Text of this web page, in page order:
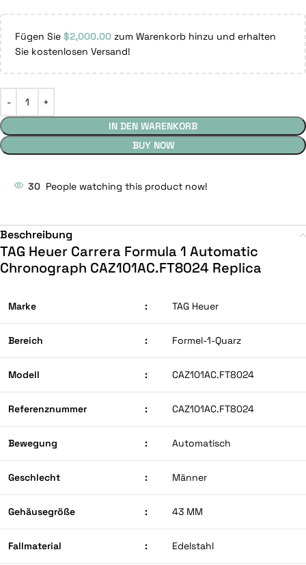
Fügen Sie $2,000.00 zum Warenkorb hinzu und erhalten
Sie kostenlosen Versand!
IN DEN WARENKORB
BUY NOW
30 People watching this product now!
Beschreibung
TAG Heuer Carrera Formula 1 Automatic
Chronograph CAZ101AC.FT8024 Replica
Marke : TAG Heuer
Bereich : Formel-1-Quarz
Modell : CAZ101AC.FT8024
Referenznummer : CAZ101AC.FT8024
Bewegung : Automatisch
Geschlecht : Männer
Gehäusegröße : 43 MM
Fallmaterial : Edelstahl